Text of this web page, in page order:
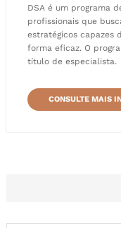
DSA é um programa
profissionais que
estratégicos capazes
forma eficaz. O
título de especialista.
CONSULTE MAIS